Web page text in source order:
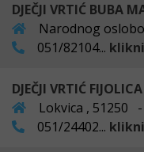
DJEČJI VRTIĆ BUBA
Narodnog
051/82104...
DJEČJI VRTIĆ FIJOLICA
Lokvica , 51250
051/24402...